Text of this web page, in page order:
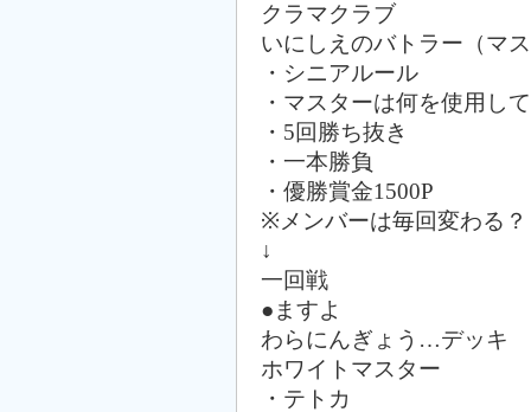
クラマクラブ
いにしえのバトラー（マ
・シニアルール
・マスターは何を使用し
・5回勝ち抜き
・一本勝負
・優勝賞金1500P
※メンバーは毎回変わる？
↓
一回戦
●ますよ
わらにんぎょう…デッキ
ホワイトマスター
・テトカ